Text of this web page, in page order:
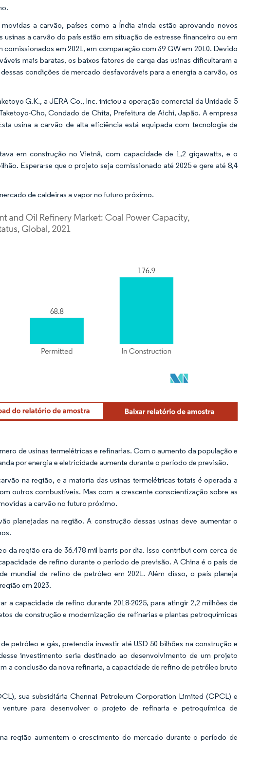
a carvão, países como a Índia ainda estão aprovando novos
a carvão do país estão em situação de estresse financeiro ou em
em 2021, em comparação com 39 GW em 2010. Devido
mais baratas, os baixos fatores de carga das usinas dificultaram a
condições de mercado desfavoráveis para a energia a carvão, os
G.K., a JERA Co., Inc. iniciou a operação comercial da Unidade 5
Cho, Condado de Chita, Prefeitura de Aichi, Japão. A empresa
usina a carvão de alta eficiência está equipada com tecnologia de
em construção no Vietnã, com capacidade de 1,2 gigawatts, e o
Espera-se que o projeto seja comissionado até 2025 e gere até 8,4
de caldeiras a vapor no futuro próximo.
de usinas termelétricas e refinarias. Com o aumento da população e
por energia e eletricidade aumente durante o período de previsão.
na região, e a maioria das usinas termelétricas totais é operada a
outros combustíveis. Mas com a crescente conscientização sobre as
a carvão no futuro próximo.
planejadas na região. A construção dessas usinas deve aumentar o
da região era de 36.478 mil barris por dia. Isso contribui com cerca de
de refino durante o período de previsão. A China é o país de
mundial de refino de petróleo em 2021. Além disso, o país planeja
em 2023.
a capacidade de refino durante 2018-2025, para atingir 2,2 milhões de
de construção e modernização de refinarias e plantas petroquímicas
petróleo e gás, pretendia investir até USD 50 bilhões na construção e
investimento seria destinado ao desenvolvimento de um projeto
a conclusão da nova refinaria, a capacidade de refino de petróleo bruto
sua subsidiária Chennai Petroleum Corporation Limited (CPCL) e
para desenvolver o projeto de refinaria e petroquímica de
região aumentem o crescimento do mercado durante o período de